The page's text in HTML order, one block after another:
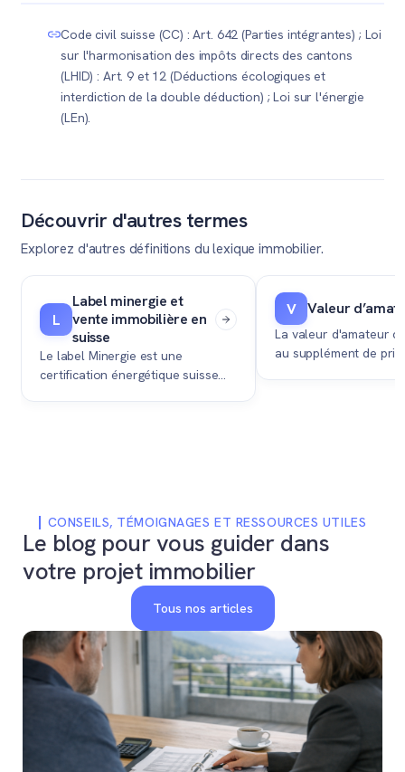
que vendeur, vous devez impérativement négocier ce
montant en l'ajoutant au prix de vente pour ne pas être
perdant.
Code civil suisse (CC) : Art. 642 (Parties intégrantes) ; Loi
sur l'harmonisation des impôts directs des cantons
(LHID) : Art. 9 et 12 (Déductions écologiques et
interdiction de la double déduction) ; Loi sur l'énergie
(LEn).
Découvrir d'autres termes
Explorez d'autres définitions du lexique immobilier.
L
Label minergie et
vente immobilière en
suisse
Le label Minergie est une
certification énergétique suisse
V Valeur
La valeur d'amateur
au supplément de prix
CONSEILS, TÉMOIGNAGES ET RESSOURCES UTILES
Le blog pour vous guider dans
votre projet immobilier
Tous nos articles